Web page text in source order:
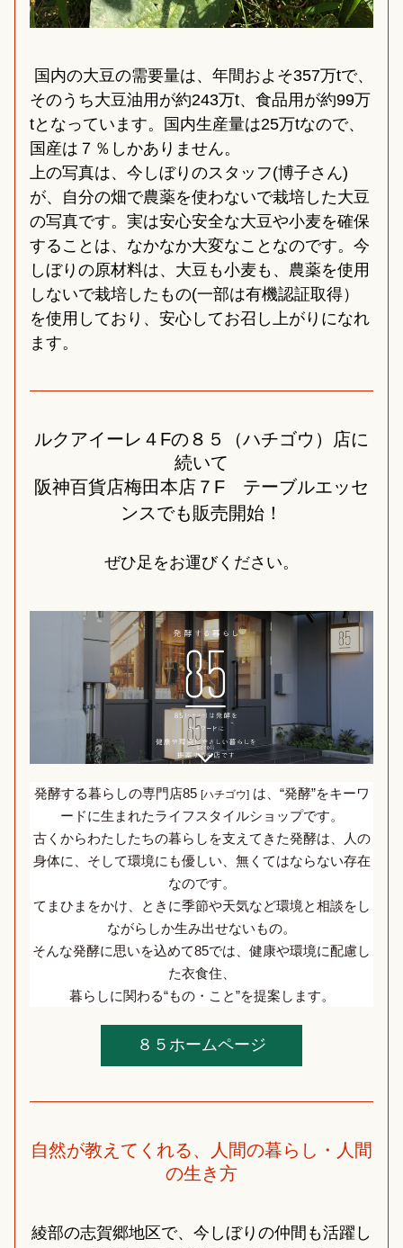
国内の大豆の需要量は、年間およそ357万tで、
そのうち大豆油用が約243万t、食品用が約99万
tとなっています。国内生産量は25万tなので、
国産は７％しかありません。
上の写真は、今しぼりのスタッフ(博子さん)
が、自分の畑で農薬を使わないで栽培した大豆
の写真です。実は安心安全な大豆や小麦を確保
することは、なかなか大変なことなのです。今
しぼりの原材料は、大豆も小麦も、農薬を使用
しないで栽培したもの(一部は有機認証取得）
を使用しており、安心してお召し上がりになれ
ます。
ルクアイーレ４Fの８５（ハチゴウ）店に
続いて
阪神百貨店梅田本店７F　テーブルエッセ
ンスでも販売開始！
ぜひ足をお運びください。
発酵する暮らしの専門店85 [ハチゴウ] は、“発酵”をキーワ
ードに生まれたライフスタイルショップです。
古くからわたしたちの暮らしを支えてきた発酵は、人の
身体に、そして環境にも優しい、無くてはならない存在
なのです。
てまひまをかけ、ときに季節や天気など環境と相談をし
ながらしか生み出せないもの。
そんな発酵に思いを込めて85では、健康や環境に配慮し
た衣食住、
暮らしに関わる“もの・こと”を提案します。
８５ホームページ
自然が教えてくれる、人間の暮らし・人間
の生き方
綾部の志賀郷地区で、今しぼりの仲間も活躍し